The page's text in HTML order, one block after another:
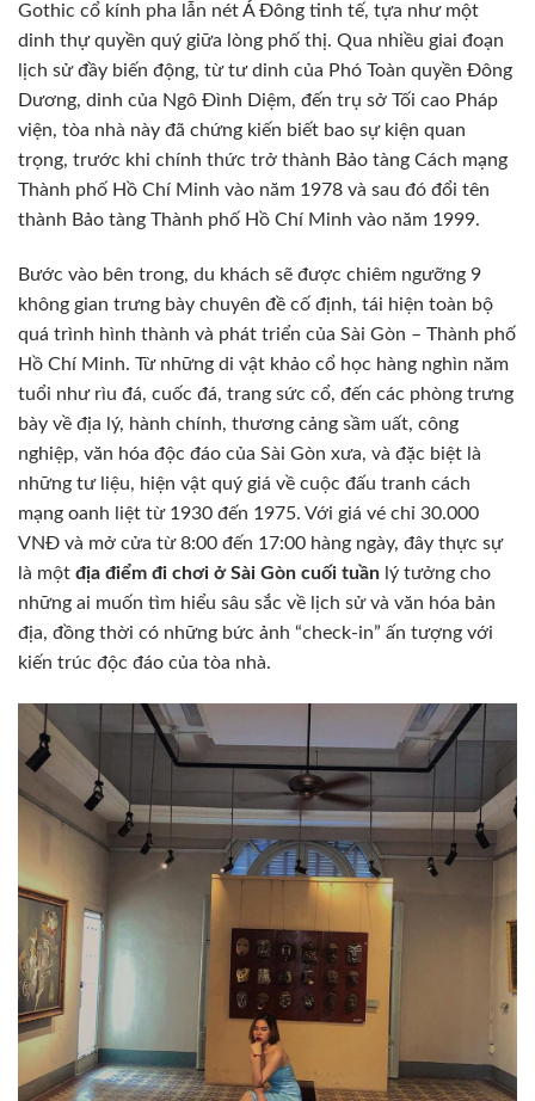
Gothic cổ kính pha lẫn nét Á Đông tinh tế, tựa như một
dinh thự quyền quý giữa lòng phố thị. Qua nhiều giai đoạn
lịch sử đầy biến động, từ tư dinh của Phó Toàn quyền Đông
Dương, dinh của Ngô Đình Diệm, đến trụ sở Tối cao Pháp
viện, tòa nhà này đã chứng kiến biết bao sự kiện quan
trọng, trước khi chính thức trở thành Bảo tàng Cách mạng
Thành phố Hồ Chí Minh vào năm 1978 và sau đó đổi tên
thành Bảo tàng Thành phố Hồ Chí Minh vào năm 1999.
Bước vào bên trong, du khách sẽ được chiêm ngưỡng 9
không gian trưng bày chuyên đề cố định, tái hiện toàn bộ
quá trình hình thành và phát triển của Sài Gòn – Thành phố
Hồ Chí Minh. Từ những di vật khảo cổ học hàng nghìn năm
tuổi như rìu đá, cuốc đá, trang sức cổ, đến các phòng trưng
bày về địa lý, hành chính, thương cảng sầm uất, công
nghiệp, văn hóa độc đáo của Sài Gòn xưa, và đặc biệt là
những tư liệu, hiện vật quý giá về cuộc đấu tranh cách
mạng oanh liệt từ 1930 đến 1975. Với giá vé chỉ 30.000
VNĐ và mở cửa từ 8:00 đến 17:00 hàng ngày, đây thực sự
là một địa điểm đi chơi ở Sài Gòn cuối tuần lý tưởng cho
những ai muốn tìm hiểu sâu sắc về lịch sử và văn hóa bản
địa, đồng thời có những bức ảnh “check-in” ấn tượng với
kiến trúc độc đáo của tòa nhà.